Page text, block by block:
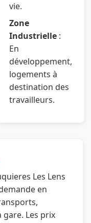
vie.
Zone
Industrielle :
En
développement,
logements à
destination des
travailleurs.
Les Lens
en
Les prix